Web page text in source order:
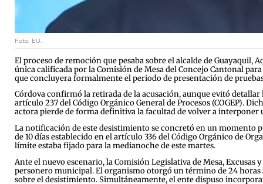
Foto: EU.
El proceso de remoción que pesaba sobre el alcalde de Guayaquil,
única calificada por la Comisión de Mesa del Concejo Cantonal
que concluyera formalmente el periodo de presentación de
Córdova confirmó la retirada de la acusación, aunque evitó
artículo 237 del Código Orgánico General de Procesos (COGEP).
actora pierde de forma definitiva la facultad de volver a
La notificación de este desistimiento se concretó en un momento
de 10 días establecido en el artículo 336 del Código Orgánico de
límite estaba fijado para la medianoche de este martes.
Ante el nuevo escenario, la Comisión Legislativa de Mesa,
personero municipal. El organismo otorgó un término de 24
sobre el desistimiento. Simultáneamente, el ente dispuso